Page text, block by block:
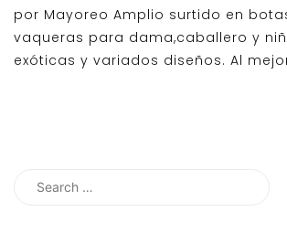
por Mayoreo Amplio surtido en
vaqueras para dama,caballero y
exóticas y variados diseños. Al
Search